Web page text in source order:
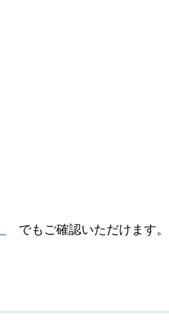
でもご確認いただけます。